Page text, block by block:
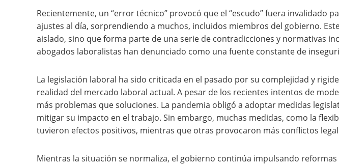
Recientemente, un “error técnico” provocó que el “escudo” fuera invalidado
ajustes al día, sorprendiendo a muchos, incluidos miembros del gobierno.
aislado, sino que forma parte de una serie de contradicciones y normativas
abogados laboralistas han denunciado como una fuente constante de
La legislación laboral ha sido criticada en el pasado por su complejidad y
realidad del mercado laboral actual. A pesar de los recientes intentos de
más problemas que soluciones. La pandemia obligó a adoptar medidas
mitigar su impacto en el trabajo. Sin embargo, muchas medidas, como la
tuvieron efectos positivos, mientras que otras provocaron más conflictos
Mientras la situación se normaliza, el gobierno continúa impulsando reformas